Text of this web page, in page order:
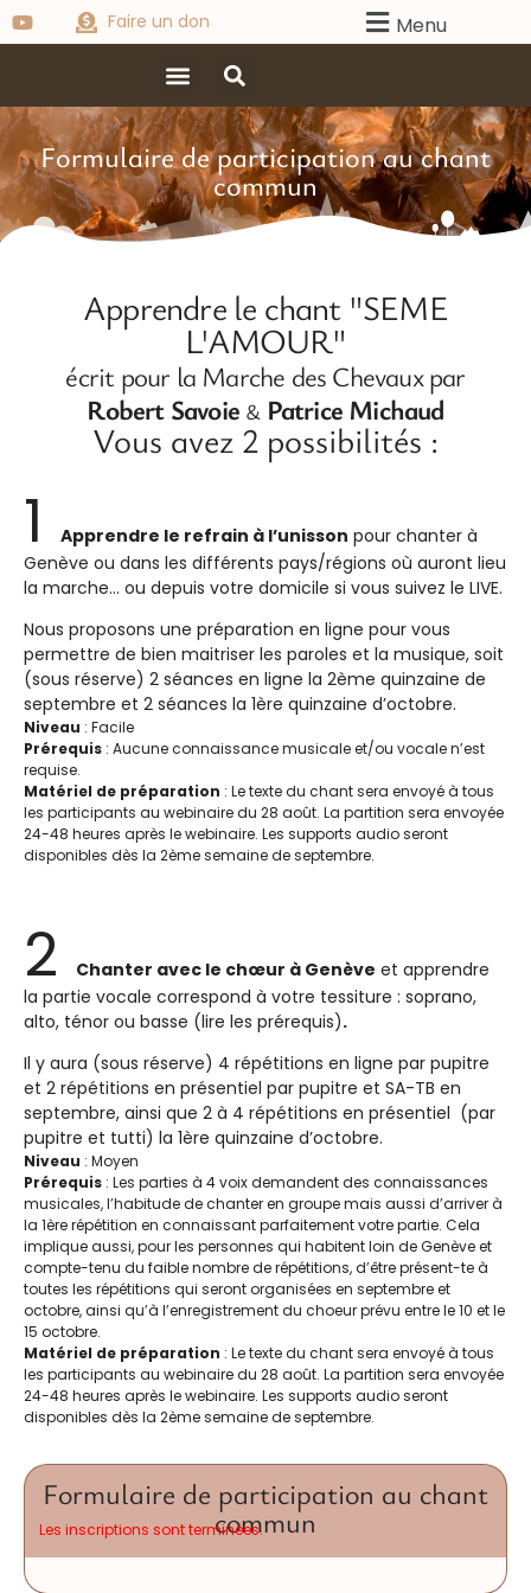
Faire un don Menu
Formulaire de participation au chant
commun
Apprendre le chant "SEME
L'AMOUR"
écrit pour la Marche des Chevaux par
Robert Savoie & Patrice Michaud
Vous avez 2 possibilités :
1 Apprendre le refrain à l’unisson pour chanter à
Genève ou dans les différents pays/régions où auront lieu
la marche… ou depuis votre domicile si vous suivez le LIVE.
Nous proposons une préparation en ligne pour vous
permettre de bien maitriser les paroles et la musique, soit
(sous réserve) 2 séances en ligne la 2ème quinzaine de
septembre et 2 séances la 1ère quinzaine d’octobre.
Niveau : Facile
Prérequis : Aucune connaissance musicale et/ou vocale n’est
requise.
Matériel de préparation : Le texte du chant sera envoyé à tous
les participants au webinaire du 28 août. La partition sera envoyée
24-48 heures après le webinaire. Les supports audio seront
disponibles dès la 2ème semaine de septembre.
2 Chanter avec le chœur à Genève et apprendre
la partie vocale correspond à votre tessiture : soprano,
alto, ténor ou basse (lire les prérequis).
Il y aura (sous réserve) 4 répétitions en ligne par pupitre
et 2 répétitions en présentiel par pupitre et SA-TB en
septembre, ainsi que 2 à 4 répétitions en présentiel (par
pupitre et tutti) la 1ère quinzaine d’octobre.
Niveau : Moyen
Prérequis : Les parties à 4 voix demandent des connaissances
musicales, l’habitude de chanter en groupe mais aussi d’arriver à
la 1ère répétition en connaissant parfaitement votre partie. Cela
implique aussi, pour les personnes qui habitent loin de Genève et
compte-tenu du faible nombre de répétitions, d’être présent-te à
toutes les répétitions qui seront organisées en septembre et
octobre, ainsi qu’à l’enregistrement du choeur prévu entre le 10 et le
15 octobre.
Matériel de préparation : Le texte du chant sera envoyé à tous
les participants au webinaire du 28 août. La partition sera envoyée
24-48 heures après le webinaire. Les supports audio seront
disponibles dès la 2ème semaine de septembre.
Formulaire de participation au chant
commun
Les inscriptions sont terminées.